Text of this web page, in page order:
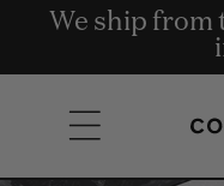
Skip to
Gratis
We ship from
Get